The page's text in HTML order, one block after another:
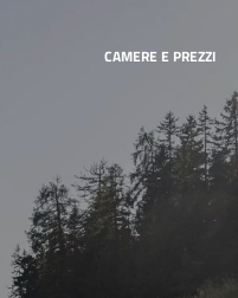
CAMERE E PREZZI
Camere e prezzi
Camere e suite
Servizi inclusi
Offerte